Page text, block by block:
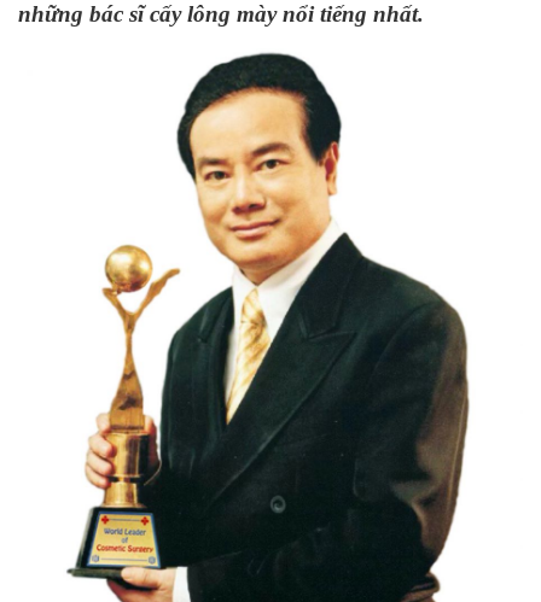
những bác sĩ cấy lông mày nổi tiếng nhất.